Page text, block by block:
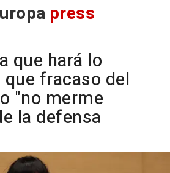
press
que hará lo
fracaso del
"no merme
la defensa